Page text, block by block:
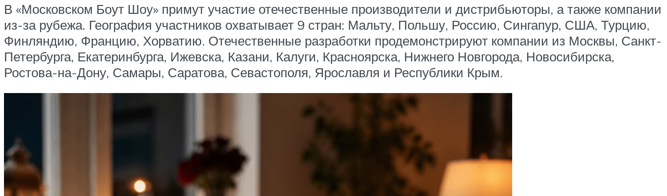
В «Московском Боут Шоу» примут участие отечественные производители и дистрибьюторы, а также компании
из-за рубежа. География участников охватывает 9 стран: Мальту, Польшу, Россию, Сингапур, США, Турцию,
Финляндию, Францию, Хорватию. Отечественные разработки продемонстрируют компании из Москвы, Санкт-
Петербурга, Екатеринбурга, Ижевска, Казани, Калуги, Красноярска, Нижнего Новгорода, Новосибирска,
Ростова-на-Дону, Самары, Саратова, Севастополя, Ярославля и Республики Крым.